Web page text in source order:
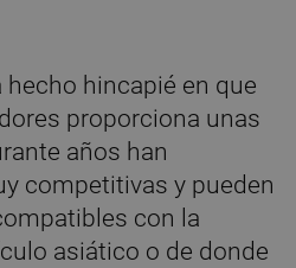
hecho hincapié en que
proporciona unas
años han
competitivas y pueden
con la
asiático o de donde